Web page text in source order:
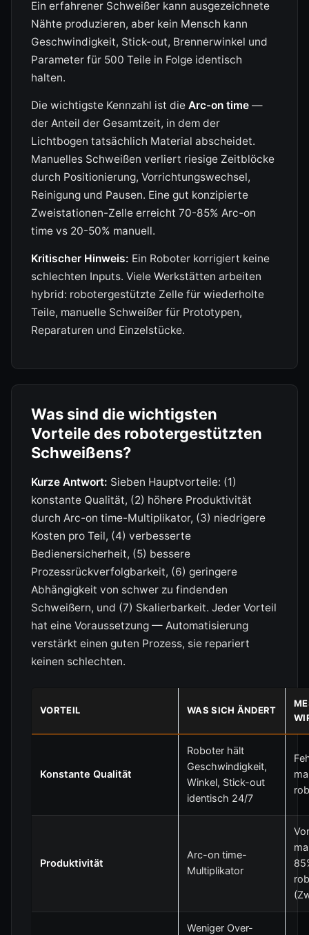
Ein erfahrener Schweißer kann ausgezeichnete
Nähte produzieren, aber kein Mensch kann
Geschwindigkeit, Stick-out, Brennerwinkel und
Parameter für 500 Teile in Folge identisch
halten.
Die wichtigste Kennzahl ist die Arc-on time —
der Anteil der Gesamtzeit, in dem der
Lichtbogen tatsächlich Material abscheidet.
Manuelles Schweißen verliert riesige Zeitblöcke
durch Positionierung, Vorrichtungswechsel,
Reinigung und Pausen. Eine gut konzipierte
Zweistationen-Zelle erreicht 70-85% Arc-on
time vs 20-50% manuell.
Kritischer Hinweis: Ein Roboter korrigiert keine
schlechten Inputs. Viele Werkstätten arbeiten
hybrid: robotergestützte Zelle für wiederholte
Teile, manuelle Schweißer für Prototypen,
Reparaturen und Einzelstücke.
Was sind die wichtigsten
Vorteile des robotergestützten
Schweißens?
Kurze Antwort: Sieben Hauptvorteile: (1)
konstante Qualität, (2) höhere Produktivität
durch Arc-on time-Multiplikator, (3) niedrigere
Kosten pro Teil, (4) verbesserte
Bedienersicherheit, (5) bessere
Prozessrückverfolgbarkeit, (6) geringere
Abhängigkeit von schwer zu findenden
Schweißern, und (7) Skalierbarkeit. Jeder Vorteil
hat eine Voraussetzung — Automatisierung
verstärkt einen guten Prozess, sie repariert
keinen schlechten.
VORTEIL WAS SICH ÄNDERT
Konstante Qualität
Roboter hält
Geschwindigkeit,
Winkel, Stick-out
identisch 24/7
Produktivität
Arc-on time-
Multiplikator
Weniger Over-